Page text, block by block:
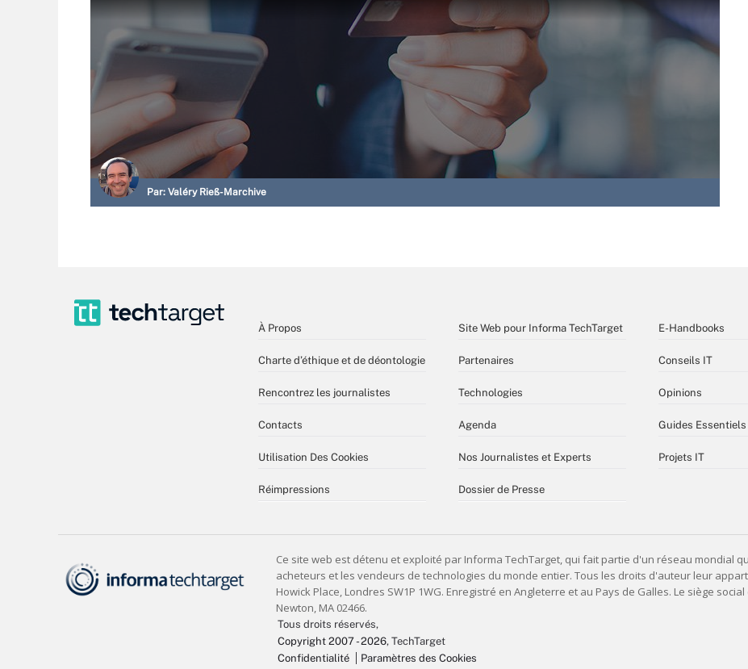
Par: Valéry Rieß-Marchive
À Propos
Charte d’éthique et de déontologie
Rencontrez les journalistes
Contacts
Utilisation Des Cookies
Réimpressions
Site Web pour Informa TechTarget
Partenaires
Technologies
Agenda
Nos Journalistes et Experts
Dossier de Presse
E-Handbooks
Conseils IT
Opinions
Guides Essentiels
Projets IT
Tous droits réservés,
Copyright 2007 - 2026, TechTarget
Confidentialité
Paramètres des Cookies